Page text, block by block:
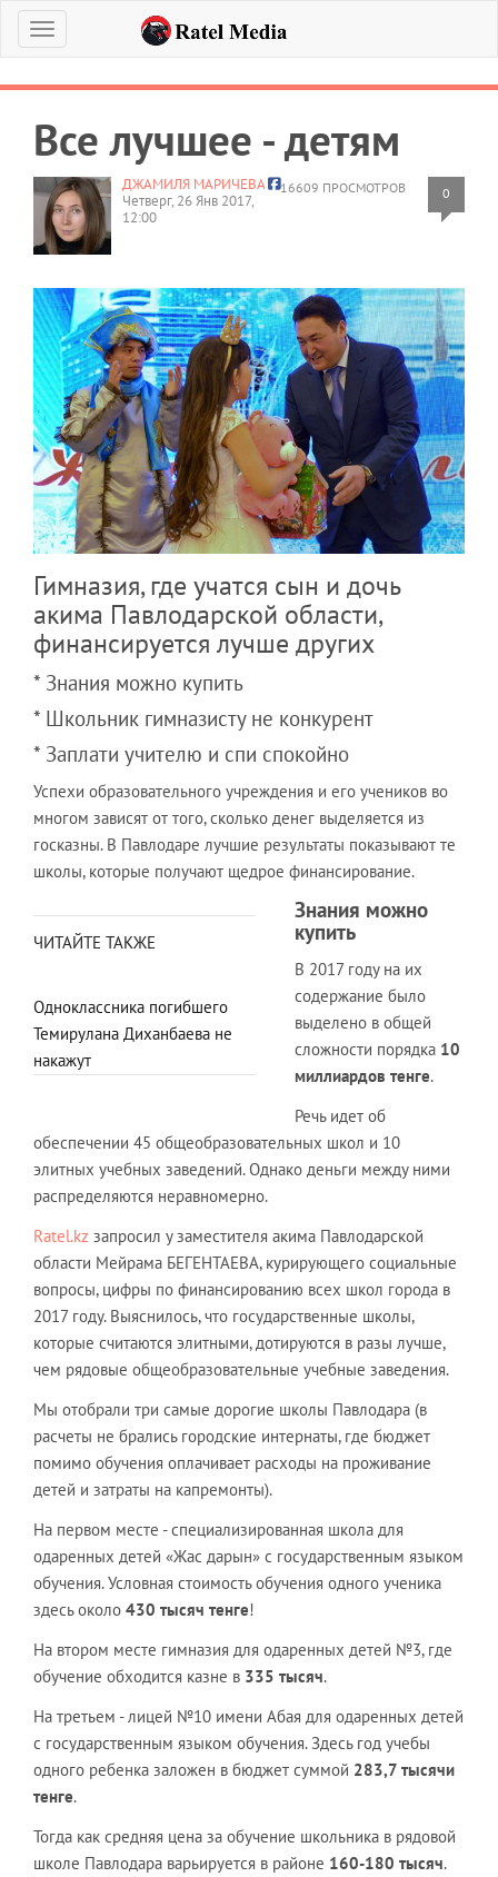
Меню
Все лучшее - детям
16609 ПРОСМОТРОВ 0
ДЖАМИЛЯ МАРИЧЕВА
Четверг, 26 Янв 2017,
12:00
Гимназия, где учатся сын и дочь
акима Павлодарской области,
финансируется лучше других
* Знания можно купить
* Школьник гимназисту не конкурент
* Заплати учителю и спи спокойно
Успехи образовательного учреждения и его учеников во
многом зависят от того, сколько денег выделяется из
госказны. В Павлодаре лучшие результаты показывают те
школы, которые получают щедрое финансирование.
ЧИТАЙТЕ ТАКЖЕ
Одноклассника погибшего
Темирулана Диханбаева не
накажут
Знания можно
купить
В 2017 году на их
содержание было
выделено в общей
сложности порядка 10
миллиардов тенге.
Речь идет об
обеспечении 45 общеобразовательных школ и 10
элитных учебных заведений. Однако деньги между ними
распределяются неравномерно.
Ratel.kz запросил у заместителя акима Павлодарской
области Мейрама БЕГЕНТАЕВА, курирующего социальные
вопросы, цифры по финансированию всех школ города в
2017 году. Выяснилось, что государственные школы,
которые считаются элитными, дотируются в разы лучше,
чем рядовые общеобразовательные учебные заведения.
Мы отобрали три самые дорогие школы Павлодара (в
расчеты не брались городские интернаты, где бюджет
помимо обучения оплачивает расходы на проживание
детей и затраты на капремонты).
На первом месте - специализированная школа для
одаренных детей «Жас дарын» с государственным языком
обучения. Условная стоимость обучения одного ученика
здесь около 430 тысяч тенге!
На втором месте гимназия для одаренных детей №3, где
обучение обходится казне в 335 тысяч.
На третьем - лицей №10 имени Абая для одаренных детей
с государственным языком обучения. Здесь год учебы
одного ребенка заложен в бюджет суммой 283,7 тысячи
тенге.
Тогда как средняя цена за обучение школьника в рядовой
школе Павлодара варьируется в районе 160-180 тысяч.